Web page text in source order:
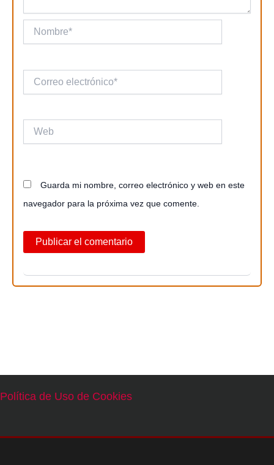
Nombre*
electrónico*
Web
Guarda mi nombre, correo electrónico y web en este
navegador para la próxima vez que comente.
Política de Uso de Cookies